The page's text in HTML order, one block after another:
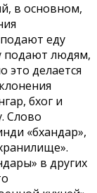
в основном,
еду
подают людям,
делается
бхог и
Слово
«бхандар»,
в других